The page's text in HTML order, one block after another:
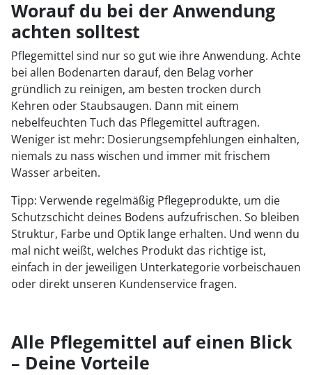
Worauf du bei der Anwendung
achten solltest
Pflegemittel sind nur so gut wie ihre Anwendung. Achte
bei allen Bodenarten darauf, den Belag vorher
gründlich zu reinigen, am besten trocken durch
Kehren oder Staubsaugen. Dann mit einem
nebelfeuchten Tuch das Pflegemittel auftragen.
Weniger ist mehr: Dosierungsempfehlungen einhalten,
niemals zu nass wischen und immer mit frischem
Wasser arbeiten.
Tipp: Verwende regelmäßig Pflegeprodukte, um die
Schutzschicht deines Bodens aufzufrischen. So bleiben
Struktur, Farbe und Optik lange erhalten. Und wenn du
mal nicht weißt, welches Produkt das richtige ist,
einfach in der jeweiligen Unterkategorie vorbeischauen
oder direkt unseren Kundenservice fragen.
Alle Pflegemittel auf einen Blick
– Deine Vorteile